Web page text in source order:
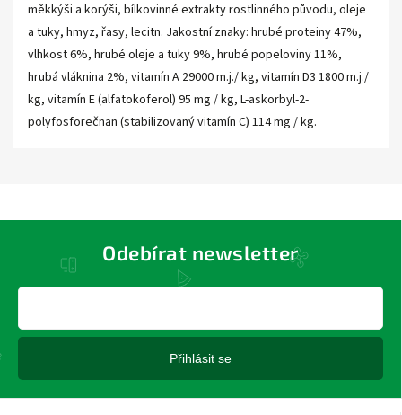
měkkýši a korýši, bílkovinné extrakty rostlinného původu, oleje
a tuky, hmyz, řasy, lecitn. Jakostní znaky: hrubé proteiny 47%,
vlhkost 6%, hrubé oleje a tuky 9%, hrubé popeloviny 11%,
hrubá vláknina 2%, vitamín A 29000 m.j./ kg, vitamín D3 1800 m.j./
kg, vitamín E (alfatokoferol) 95 mg / kg, L-askorbyl-2-
polyfosforečnan (stabilizovaný vitamín C) 114 mg / kg.
Odebírat newsletter
Přihlásit se